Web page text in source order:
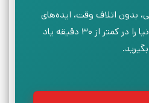
بدون اتلاف وقت، ایده‌های
اصلی کتاب‌های مهم دنیا را در کمتر از ۳۰ دقیقه یاد
بگیرید.